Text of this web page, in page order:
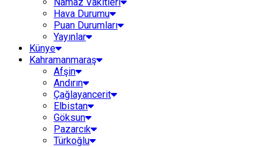
Hava Durumu
Puan Durumları
Yayınlar
Künye
Kahramanmaraş
Afşin
Andırın
Çağlayancerit
Elbistan
Göksun
Pazarcık
Türkoğlu